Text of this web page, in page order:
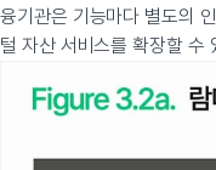
융기관은 기능마다 별도의
털 자산 서비스를 확장할 수